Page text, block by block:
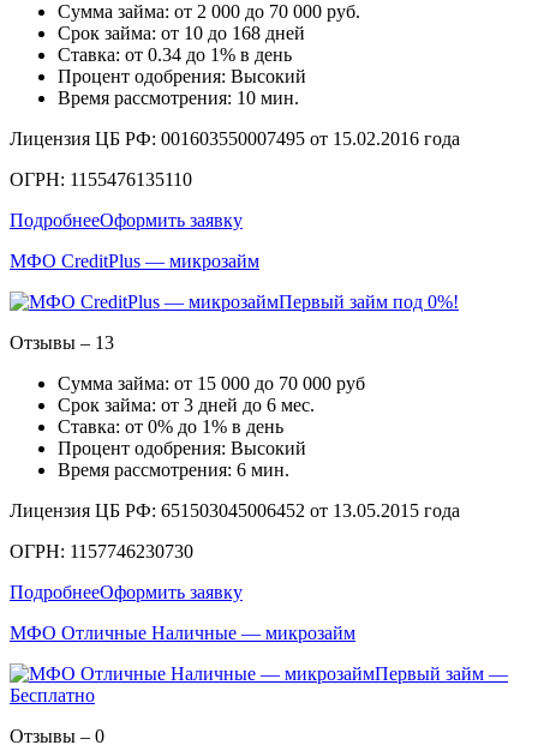
Сумма займа: от 2 000 до 70 000 руб.
Срок займа: от 10 до 168 дней
Ставка: от 0.34 до 1% в день
Процент одобрения: Высокий
Время рассмотрения: 10 мин.
Лицензия ЦБ РФ: 001603550007495 от 15.02.2016 года
ОГРН: 1155476135110
ПодробнееОформить заявку
МФО CreditPlus — микрозайм
Первый займ под 0%!
Отзывы – 13
Сумма займа: от 15 000 до 70 000 руб
Срок займа: от 3 дней до 6 мес.
Ставка: от 0% до 1% в день
Процент одобрения: Высокий
Время рассмотрения: 6 мин.
Лицензия ЦБ РФ: 651503045006452 от 13.05.2015 года
ОГРН: 1157746230730
ПодробнееОформить заявку
МФО Отличные Наличные — микрозайм
Первый займ —
Бесплатно
Отзывы – 0